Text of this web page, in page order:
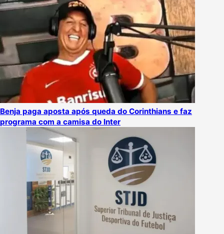
Benja paga aposta após queda do Corinthians e faz
programa com a camisa do Inter